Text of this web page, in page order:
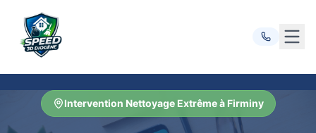
Intervention Nettoyage Extrême à Firminy